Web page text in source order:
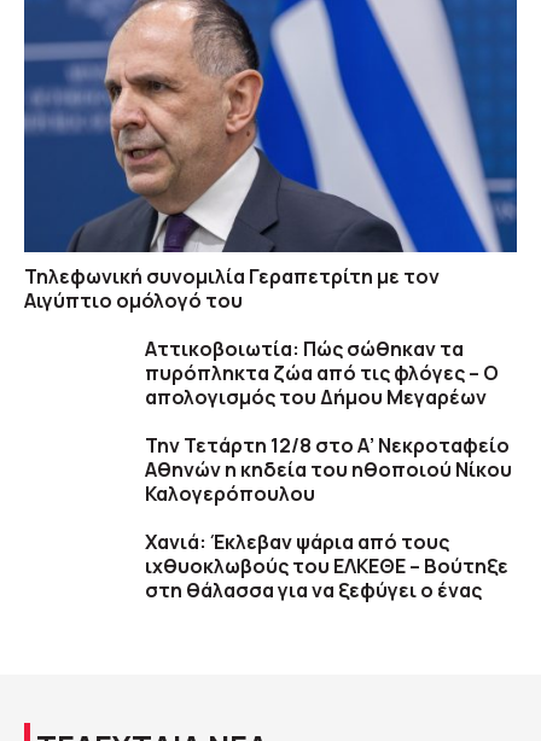
Τηλεφωνική συνομιλία Γεραπετρίτη με τον
Αιγύπτιο ομόλογό του
Αττικοβοιωτία: Πώς σώθηκαν τα
πυρόπληκτα ζώα από τις φλόγες – Ο
απολογισμός του Δήμου Μεγαρέων
Την Τετάρτη 12/8 στο Α’ Νεκροταφείο
Αθηνών η κηδεία του ηθοποιού Νίκου
Καλογερόπουλου
Χανιά: Έκλεβαν ψάρια από τους
ιχθυοκλωβούς του ΕΛΚΕΘΕ – Βούτηξε
στη θάλασσα για να ξεφύγει ο ένας